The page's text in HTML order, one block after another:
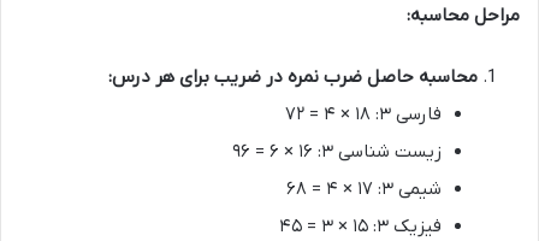
مراحل محاسبه:
محاسبه حاصل ضرب نمره در ضریب برای هر درس:
فارسی ۳: ۱۸ × ۴ = ۷۲
زیست شناسی ۳: ۱۶ × ۶ = ۹۶
شیمی ۳: ۱۷ × ۴ = ۶۸
فیزیک ۳: ۱۵ × ۳ = ۴۵